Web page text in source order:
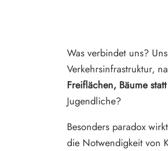
Was verbindet uns?
Verkehrsinfrastruktur,
Freiflächen, Bäume
Jugendliche?
Besonders paradox
die Notwendigkeit von